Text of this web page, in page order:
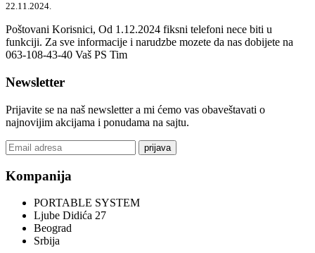
22.11.2024.
Poštovani Korisnici, Od 1.12.2024 fiksni telefoni nece biti u
funkciji. Za sve informacije i narudzbe mozete da nas dobijete na
063-108-43-40 Vaš PS Tim
Newsletter
Prijavite se na naš newsletter a mi ćemo vas obaveštavati o
najnovijim akcijama i ponudama na sajtu.
prijava
Kompanija
PORTABLE SYSTEM
Ljube Didića 27
Beograd
Srbija